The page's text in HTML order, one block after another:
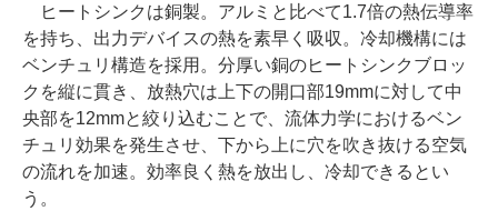
ヒートシンクは銅製。アルミと比べて1.7倍の熱伝導率
を持ち、出力デバイスの熱を素早く吸収。冷却機構には
ベンチュリ構造を採用。分厚い銅のヒートシンクブロッ
クを縦に貫き、放熱穴は上下の開口部19mmに対して中
央部を12mmと絞り込むことで、流体力学におけるベン
チュリ効果を発生させ、下から上に穴を吹き抜ける空気
の流れを加速。効率良く熱を放出し、冷却できるとい
う。